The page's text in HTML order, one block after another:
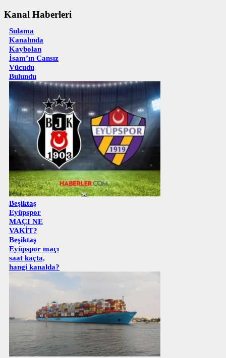
Kanal Haberleri
Sulama
Kanalında
Kaybolan
İsam’ın Cansız
Vücudu
Bulundu
Beşiktaş
Eyüpspor
MAÇI NE
VAKİT?
Beşiktaş
Eyüpspor maçı
saat kaçta,
hangi kanalda?